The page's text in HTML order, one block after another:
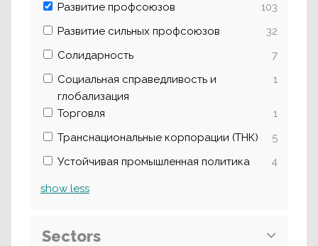
Развитие профсоюзов
103
Развитие сильных профсоюзов
32
Солидарность
7
Социальная справедливость и
глобализация
1
Торговля
1
Транснациональные корпорации (ТНК)
5
Устойчивая промышленная политика
4
show less
Sectors